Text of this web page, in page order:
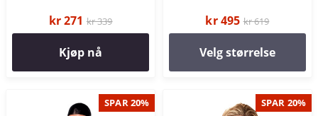
kr 271 kr 339
Kjøp nå
kr 495 kr 619
Velg størrelse
SPAR 20% SPAR 20%